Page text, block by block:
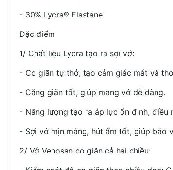
- 30% Lycra® Elastane
Đặc điểm
1/ Chất liệu Lycra tạo ra sợi vớ:
- Co giãn tự thở, tạo cảm giác mát và
- Căng giãn tốt, giúp mang vớ dễ dàng.
- Năng lượng tạo ra áp lực ổn định, điều
- Sợi vớ mịn màng, hút ẩm tốt, giúp bảo
2/ Vớ Venosan co giãn cả hai chiều: